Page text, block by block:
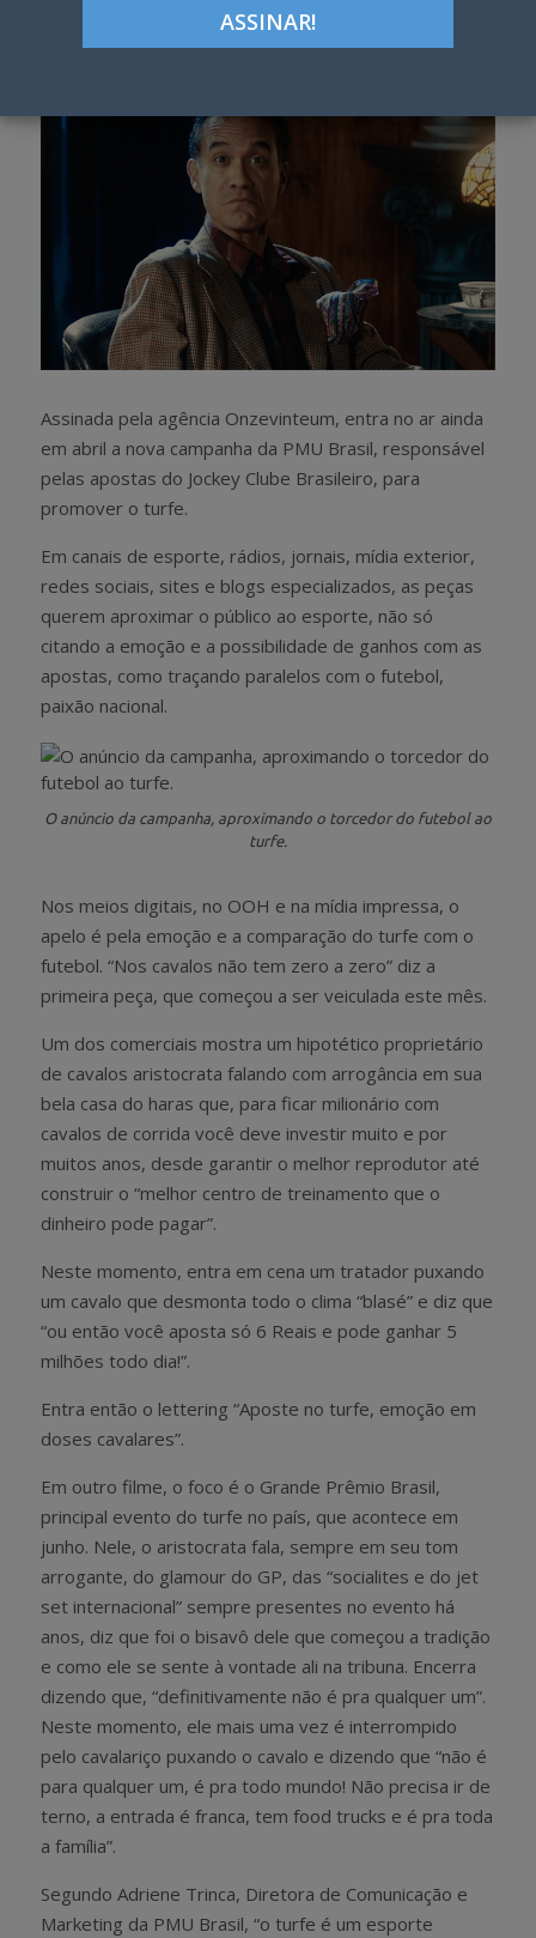
Assinada pela agência Onzevinteum, entra no ar ainda
em abril a nova campanha da PMU Brasil, responsável
pelas apostas do Jockey Clube Brasileiro, para
promover o turfe.
Em canais de esporte, rádios, jornais, mídia exterior,
redes sociais, sites e blogs especializados, as peças
querem aproximar o público ao esporte, não só
citando a emoção e a possibilidade de ganhos com as
apostas, como traçando paralelos com o futebol,
paixão nacional.
O anúncio da campanha, aproximando o torcedor do futebol ao
turfe.
Nos meios digitais, no OOH e na mídia impressa, o
apelo é pela emoção e a comparação do turfe com o
futebol. “Nos cavalos não tem zero a zero” diz a
primeira peça, que começou a ser veiculada este mês.
Um dos comerciais mostra um hipotético proprietário
de cavalos aristocrata falando com arrogância em sua
bela casa do haras que, para ficar milionário com
cavalos de corrida você deve investir muito e por
muitos anos, desde garantir o melhor reprodutor até
construir o “melhor centro de treinamento que o
dinheiro pode pagar”.
Neste momento, entra em cena um tratador puxando
um cavalo que desmonta todo o clima “blasé” e diz que
“ou então você aposta só 6 Reais e pode ganhar 5
milhões todo dia!”.
Entra então o lettering “Aposte no turfe, emoção em
doses cavalares”.
Em outro filme, o foco é o Grande Prêmio Brasil,
principal evento do turfe no país, que acontece em
junho. Nele, o aristocrata fala, sempre em seu tom
arrogante, do glamour do GP, das “socialites e do jet
set internacional” sempre presentes no evento há
anos, diz que foi o bisavô dele que começou a tradição
e como ele se sente à vontade ali na tribuna. Encerra
dizendo que, “definitivamente não é pra qualquer um”.
Neste momento, ele mais uma vez é interrompido
pelo cavalariço puxando o cavalo e dizendo que “não é
para qualquer um, é pra todo mundo! Não precisa ir de
terno, a entrada é franca, tem food trucks e é pra toda
a família”.
Segundo Adriene Trinca, Diretora de Comunicação e
Marketing da PMU Brasil, “o turfe é um esporte